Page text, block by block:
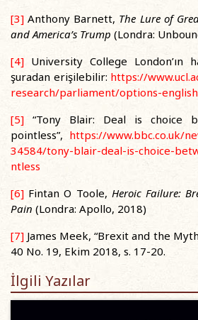
[3] Anthony Barnett, The Lure of
and America’s Trump (Londra:
[4] University College London’ın
şuradan erişilebilir: https://
research/parliament/options-
[5] “Tony Blair: Deal is choice
pointless”, https://www.bbc.co.uk/
34584/tony-blair-deal-is-choice-
ntless
[6] Fintan O Toole, Heroic Failure:
Pain (Londra: Apollo, 2018)
[7] James Meek, “Brexit and the
40 No. 19, Ekim 2018, s. 17-20.
İlgili Yazılar